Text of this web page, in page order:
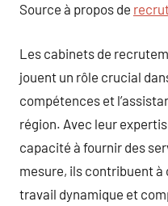
Source à propos de
Les cabinets de
jouent un rôle crucial
compétences et
région. Avec leur
capacité à fournir des
mesure, ils contribuent
travail dynamique et